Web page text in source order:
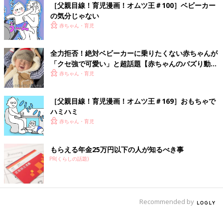
［父親目線！育児漫画！オムツ王＃100］ベビーカー
の気分じゃない
赤ちゃん・育児
全力拒否！絶対ベビーカーに乗りたくない赤ちゃんが
「クセ強で可愛い」と超話題【赤ちゃんのバズり動
画】赤ちゃん・育児
［父親目線！育児漫画！オムツ王＃169］おもちゃで
ハミハミ
赤ちゃん・育児
もらえる年金25万円以下の人が知るべき事
PR(くらしの話題)
Recommended by